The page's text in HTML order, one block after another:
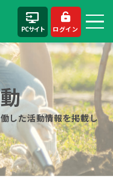
PCサイト ログイン
した活動情報を掲載し